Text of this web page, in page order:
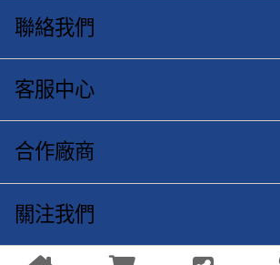
聯絡我們
客服中心
合作廠商
關注我們